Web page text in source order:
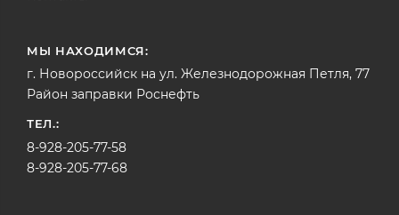
МЫ НАХОДИМСЯ:
г. Новороссийск на ул. Железнодорожная Петля, 77
Район заправки Роснефть
ТЕЛ.:
8-928-205-77-58
8-928-205-77-68